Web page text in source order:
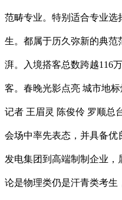
范畴专业。特别适合专业
生。都属于历久弥新的典
湃。入境搭客总数跨越116
客。春晚光影点亮 城市地
记者 王眉灵 陈俊伶 罗顺总
会场中率先表态，并具备优
发电集团到高端制制企业，
论是物理类仍是汗青类考生